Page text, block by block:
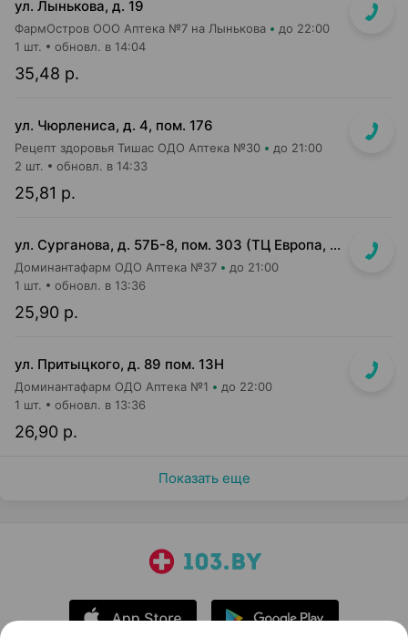
ул. Лынькова, д. 19
ФармОстров ООО Аптека №7 на Лынькова до 22:00
35,48 р.
1 шт. обновл. в 14:04
ул. Чюрлениса, д. 4, пом. 176
Рецепт здоровья Тишас ОДО Аптека №30 до 21:00
25,81 р.
2 шт. обновл. в 14:33
ул. Сурганова, д. 57Б-8, пом. 303 (ТЦ Европа, 3 этаж)
Доминантафарм ОДО Аптека №37 до 21:00
25,90 р.
1 шт. обновл. в 13:36
ул. Притыцкого, д. 89 пом. 13Н
Доминантафарм ОДО Аптека №1 до 22:00
26,90 р.
1 шт. обновл. в 13:36
Показать еще